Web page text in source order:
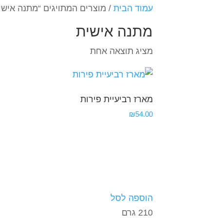
עמוד הבית / מוצרים המתויגים “מתנה
מתנה אישית
מציג תוצאה אחת
מארז רביעיית פירות
₪54.00
הוספה לסל
210 גרם